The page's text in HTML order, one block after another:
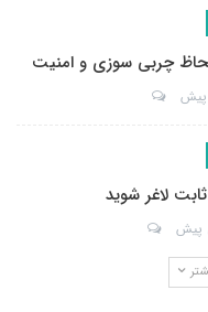
چربی سوزی و امنیت
لاغر شوید